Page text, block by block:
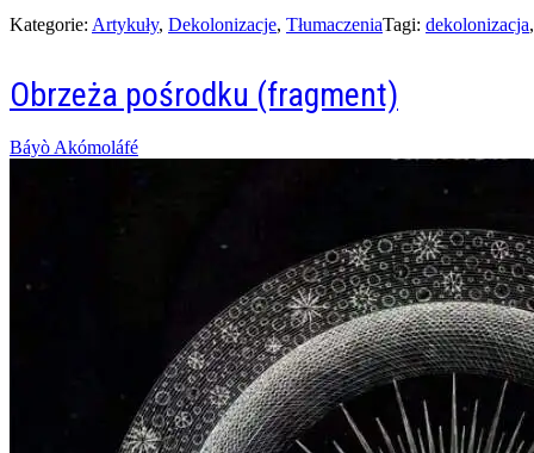
Kategorie: Artykuły, Dekolonizacje, TłumaczeniaTagi: dekolonizacja,
Obrzeża pośrodku (fragment)
Posted
Báyò Akómoláfé